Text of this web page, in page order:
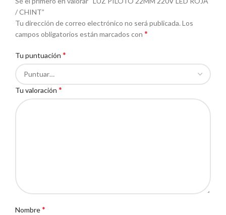
/ CHINT”
Tu dirección de correo electrónico no será publicada.Los
campos obligatorios están marcados con *
Tu puntuación *
Tu valoración *
Nombre*